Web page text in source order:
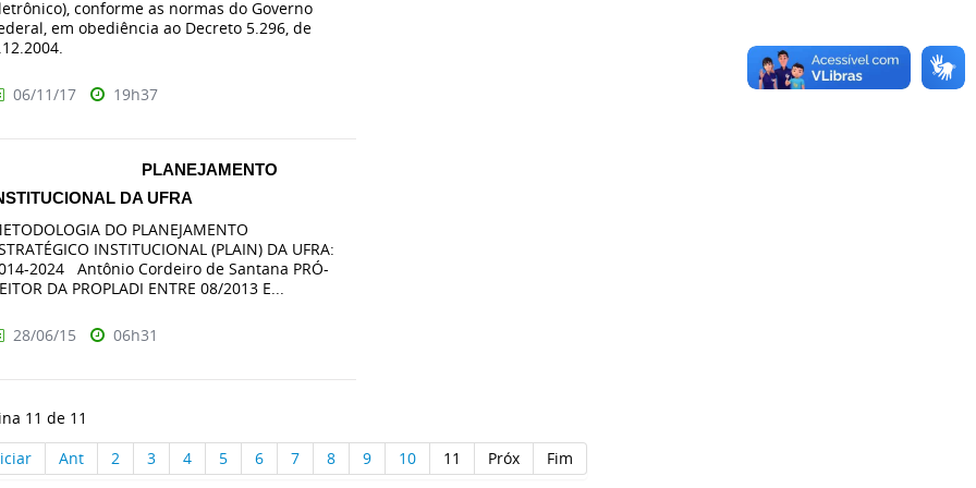
conforme as normas do Governo
em obediência ao Decreto 5.296, de
06/11/17 19h37
PLANEJAMENTO
DA UFRA
DO PLANEJAMENTO
INSTITUCIONAL (PLAIN) DA UFRA:
2024 Antônio Cordeiro de Santana PRÓ-
DA PROPLADI ENTRE 08/2013 E...
28/06/15 06h31
11 de 11
Ant 2 3 4 5 6 7 8 9 10 11 Próx Fim